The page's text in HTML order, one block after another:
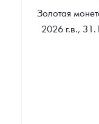
Золотая
2026 г.в.,